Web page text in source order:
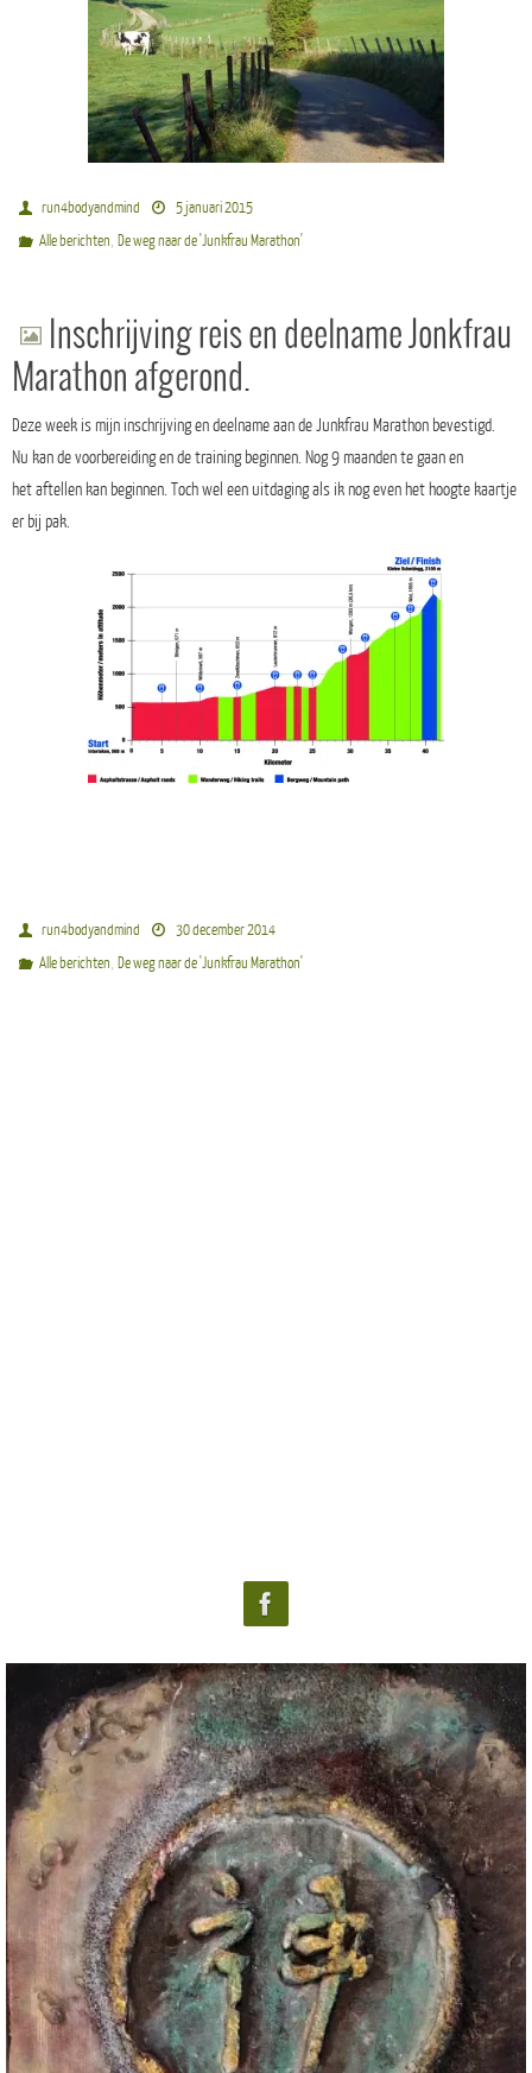
run4bodyandmind
5 januari 2015
Alle berichten,De weg naar de 'Junkfrau Marathon'
Inschrijving reis en deelname Jonkfrau
Marathon afgerond.
Deze week is mijn inschrijving en deelname aan de Junkfrau Marathon bevestigd.
Nu kan de voorbereiding en de training beginnen. Nog 9 maanden te gaan en
het aftellen kan beginnen. Toch wel een uitdaging als ik nog even het hoogte kaartje
er bij pak.
run4bodyandmind
30 december 2014
Alle berichten,De weg naar de 'Junkfrau Marathon'